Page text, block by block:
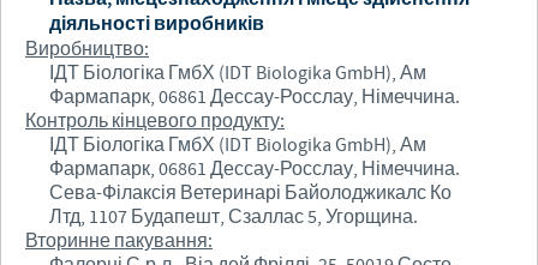
діяльності виробників
Виробництво:
ІДТ Біологіка ГмбХ (IDT Biologika GmbH), Ам
Фармапарк, 06861 Дессау-Росслау, Німеччина.
Контроль кінцевого продукту:
ІДТ Біологіка ГмбХ (IDT Biologika GmbH), Ам
Фармапарк, 06861 Дессау-Росслау, Німеччина.
Сева-Філаксія Ветеринарі Байолоджикалс Ко
Лтд, 1107 Будапешт, Сзаллас 5, Угорщина.
Вторинне пакування: